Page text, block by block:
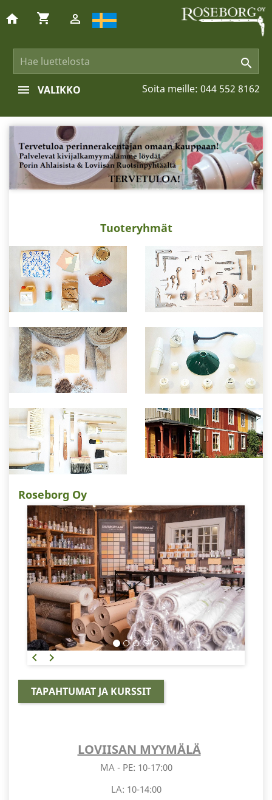

home shopping_cart 
Soita meille: 044 552 8162
VALIKKO
Tuoteryhmät
Roseborg Oy
keyboard_arrow_left Edellinen
keyboard_arrow_right
TAPAHTUMAT JA KURSSIT
LOVIISAN MYYMÄLÄ
MA - PE: 10-17:00
LA: 10-14:00